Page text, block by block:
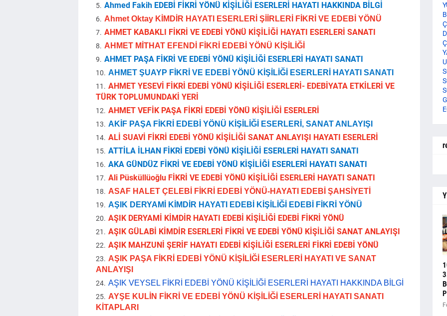
Ahmed Fakih EDEBİ FİKRİ YÖNÜ KİŞİLİĞİ ESERLERİ HAYATI HAKKINDA BİLGİ
Ahmet Oktay KİMDİR HAYATI ESERLERİ ŞİİRLERİ FİKRİ VE EDEBİ YÖNÜ
AHMET KABAKLI FİKRİ VE EDEBİ YÖNÜ KİŞİLİĞİ HAYATI ESERLERİ SANATI
AHMET MİTHAT EFENDİ FİKRİ EDEBİ YÖNÜ KİŞİLİĞİ
AHMET PAŞA FİKRİ VE EDEBİ YÖNÜ KİŞİLİĞİ ESERLERİ HAYATI SANATI
AHMET ŞUAYP FİKRİ VE EDEBİ YÖNÜ KİŞİLİĞİ ESERLERİ HAYATI SANATI
AHMET YESEVİ FİKRİ EDEBİ YÖNÜ KİŞİLİĞİ ESERLERİ- EDEBİYATA ETKİLERİ VE
TÜRK TOPLUMUNDAKİ YERİ
AHMET VEFİK PAŞA FİKRİ EDEBİ YÖNÜ KİŞİLİĞİ ESERLERİ
AKİF PAŞA FİKRİ EDEBİ YÖNÜ KİŞİLİĞİ ESERLERİ, SANAT ANLAYIŞI
ALİ SUAVİ FİKRİ EDEBİ YÖNÜ KİŞİLİĞİ SANAT ANLAYIŞI HAYATI ESERLERİ
ATTİLA İLHAN FİKRİ EDEBİ YÖNÜ KİŞİLİĞİ ESERLERİ HAYATI SANATI
AKA GÜNDÜZ FİKRİ VE EDEBİ YÖNÜ KİŞİLİĞİ ESERLERİ HAYATI SANATI
Ali Püsküllüoğlu FİKRİ VE EDEBİ YÖNÜ KİŞİLİĞİ ESERLERİ HAYATI SANATI
ASAF HALET ÇELEBİ FİKRİ EDEBİ YÖNÜ-HAYATI EDEBİ ŞAHSİYETİ
AŞIK DERYAMİ KİMDİR HAYATI EDEBİ KİŞİLİĞİ EDEBİ FİKRİ YÖNÜ
AŞIK DERYAMİ KİMDİR HAYATI EDEBİ KİŞİLİĞİ EDEBİ FİKRİ YÖNÜ
AŞIK GÜLABİ KİMDİR ESERLERİ FİKRİ VE EDEBİ YÖNÜ KİŞİLİĞİ SANAT ANLAYIŞI
AŞIK MAHZUNİ ŞERİF HAYATI EDEBİ KİŞİLİĞİ ESERLERİ FİKRİ EDEBİ YÖNÜ
AŞIK PAŞA FİKRİ EDEBİ YÖNÜ KİŞİLİĞİ ESERLERİ HAYATI VE SANAT
ANLAYIŞI
AŞIK VEYSEL FİKRİ EDEBİ YÖNÜ KİŞİLİĞİ ESERLERİ HAYATI HAKKINDA BİLGİ
AYŞE KULİN FİKRİ VE EDEBİ YÖNÜ KİŞİLİĞİ ESERLERİ HAYATI SANATI
KİTAPLARI